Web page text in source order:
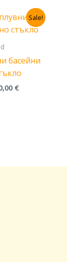
Sale!
басейни
€.
€
Текущата
цена
е: